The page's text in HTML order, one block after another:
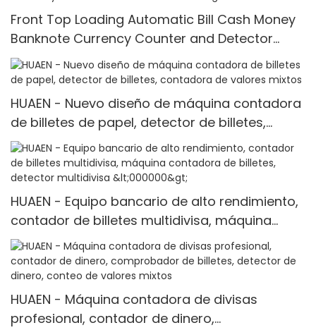
Front Top Loading Automatic Bill Cash Money
Banknote Currency Counter and Detector
Counting Machine
HUAEN - Nuevo diseño de máquina contadora
de billetes de papel, detector de billetes,
contadora de valores mixtos
HUAEN - Equipo bancario de alto rendimiento,
contador de billetes multidivisa, máquina
contadora de billetes, detector multidivisa
<000000>
HUAEN - Máquina contadora de divisas
profesional, contador de dinero,